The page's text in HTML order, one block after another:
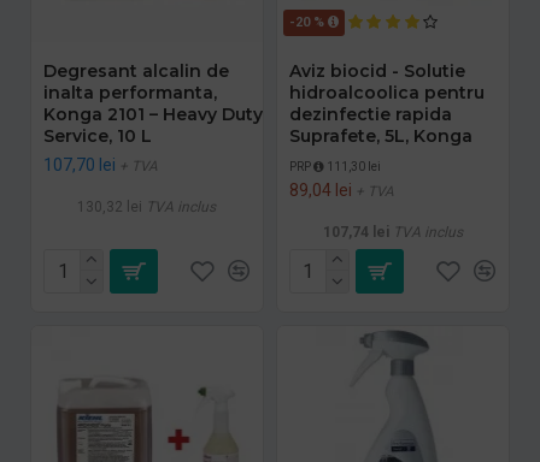
Degresant alcalin de
inalta performanta,
Konga 2101 – Heavy Duty
Service, 10 L
107,70 lei + TVA
130,32 lei TVA inclus
-20 %
Aviz biocid - Solutie
hidroalcoolica pentru
dezinfectie rapida
Suprafete, 5L, Konga
PRP 111,30 lei
89,04 lei + TVA
107,74 lei TVA inclus